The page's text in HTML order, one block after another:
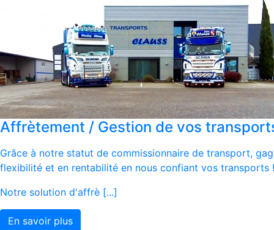
Affrètement / Gestion de vos
Grâce à notre statut de commissionnaire de transport,
flexibilité et en rentabilité en nous confiant vos transports !
Notre solution d'affrè [...]
En savoir plus